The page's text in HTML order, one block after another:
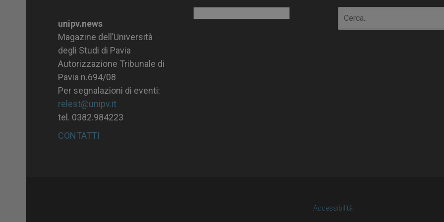
unipv.news
Magazine dell’Università
degli Studi di Pavia
Autorizzazione Tribunale di
Pavia n.694/08
Per segnalazioni di eventi:
relest@unipv.it
tel. 0382.984223
CONTATTI
Accessibilità